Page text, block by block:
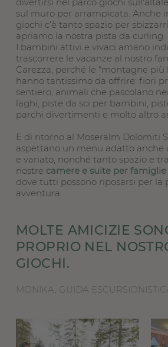
sul muro per arrampicata. Anche
giochi c’è tanto spazio per
apriamo la nostra pista da curling.
I bambini attivi e vivaci amano
trascorrere le vacanze al nostro
Carezza, perché le "montagne
hanno tantissimo da offrire: fiori
sentiero, animali che pascolano
laghi, piste da sci per bambini,
parchi divertimenti e molto altro
E di ritorno al Moseralm Dolomiti
aspettano un menu adatto anche
e variato, nonché tanto spazio e
nostre camere e suite per famiglie
dove tutti possono riposarsi per la
avventura.
MOLTE AMICIZIE
PROPRIO NEL
GIOCHI.
MONIKA, GUIDA